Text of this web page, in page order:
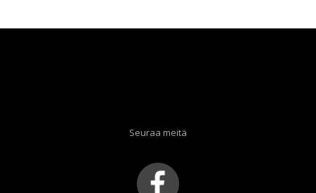
Seuraa meitä